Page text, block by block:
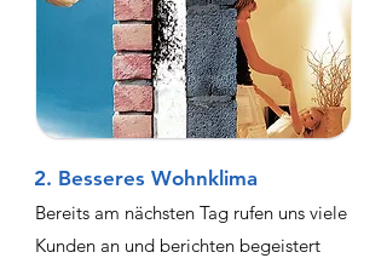
2. Besseres Wohnklima
Bereits am nächsten Tag rufen uns viele
Kunden an und berichten begeistert